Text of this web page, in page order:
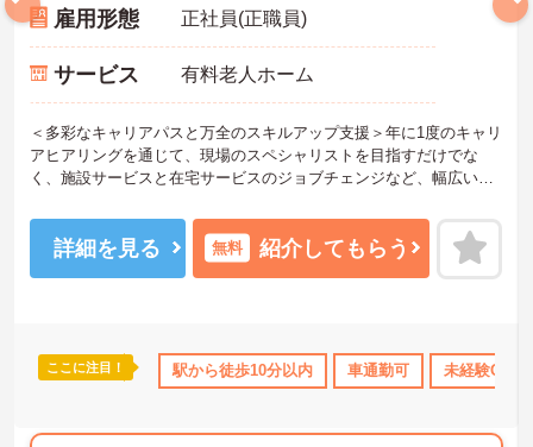
育児補助 年間休日110日以上 ブランクOK 資格取得サポート
雇用形態 正社員(正職員)
サービス 有料老人ホーム
＜多彩なキャリアパスと万全のスキルアップ支援＞年に1度のキャリ
アヒアリングを通じて、現場のスペシャリストを目指すだけでな
く、施設サービスと在宅サービスのジョブチェンジなど、幅広い経
＜プライベートも充実させる嬉しい福利厚生＞仕事の疲れを癒やす
ための制度も充実しています。各地のレジャー施設や宿泊が最大8
0％オフになる優待制度や、勤続5年ごとの「特別連続有給休暇（5
＜＜ICT導入が進む効率的な現場で、身体的負担を減らしケアに専念
＞スマホ記録や睡眠測定センサー等の導入で月400時間の生産性向上
詳細を見る 無料 紹介してもらう
ここに注目！ 駅から徒歩10分以内 車通勤可 未経験OK